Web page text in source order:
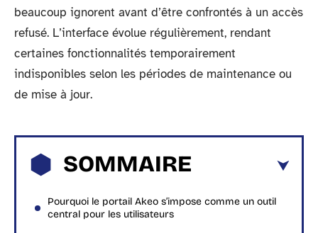
beaucoup ignorent avant d’être confrontés à un accès
refusé. L’interface évolue régulièrement, rendant
certaines fonctionnalités temporairement
indisponibles selon les périodes de maintenance ou
de mise à jour.
SOMMAIRE
Pourquoi le portail Akeo s’impose comme un outil
central pour les utilisateurs